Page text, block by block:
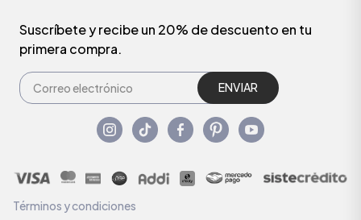
Suscríbete y recibe un 20% de descuento en tu
primera compra.
ENVIAR
Términos y condiciones